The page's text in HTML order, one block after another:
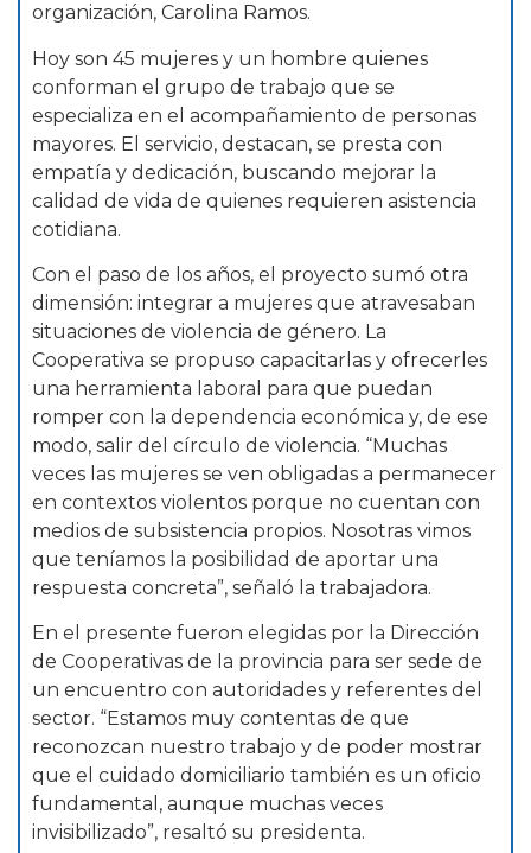
organización, Carolina Ramos.
Hoy son 45 mujeres y un hombre quienes
conforman el grupo de trabajo que se
especializa en el acompañamiento de personas
mayores. El servicio, destacan, se presta con
empatía y dedicación, buscando mejorar la
calidad de vida de quienes requieren asistencia
cotidiana.
Con el paso de los años, el proyecto sumó otra
dimensión: integrar a mujeres que atravesaban
situaciones de violencia de género. La
Cooperativa se propuso capacitarlas y ofrecerles
una herramienta laboral para que puedan
romper con la dependencia económica y, de ese
modo, salir del círculo de violencia. “Muchas
veces las mujeres se ven obligadas a permanecer
en contextos violentos porque no cuentan con
medios de subsistencia propios. Nosotras vimos
que teníamos la posibilidad de aportar una
respuesta concreta”, señaló la trabajadora.
En el presente fueron elegidas por la Dirección
de Cooperativas de la provincia para ser sede de
un encuentro con autoridades y referentes del
sector. “Estamos muy contentas de que
reconozcan nuestro trabajo y de poder mostrar
que el cuidado domiciliario también es un oficio
fundamental, aunque muchas veces
invisibilizado”, resaltó su presidenta.